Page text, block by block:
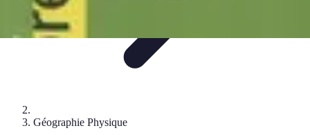
Géographie Physique